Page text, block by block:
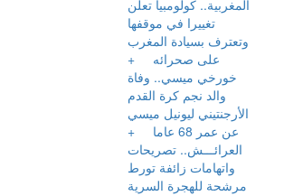
الوطني
+
أكرد يقترب من
مغادرة مارسيليا
والعودة إلى ريال
سوسيداد
+
قضية الصحراء
المغربية..
كولومبيا تعلن
تغييرا في موقفها
وتعترف بسيادة
المغرب على